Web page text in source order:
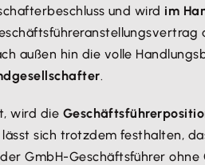
und wird im
außen hin die volle
.
wird die
sich trotzdem festhalten,
GmbH-Geschäftsführer